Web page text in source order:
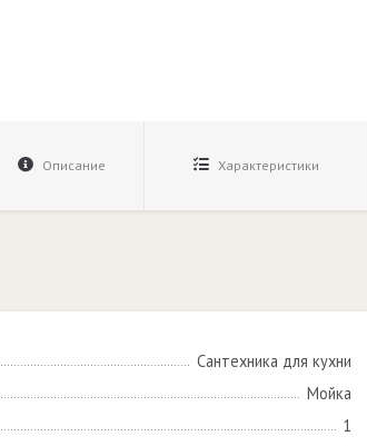
Описание Характеристики
Сантехника для кухни
Мойка
1